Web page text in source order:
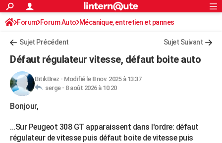
ACTUALITÉS
Politique
Société
Faits Divers
Education
Monde
Villes
+
FINANCE
Retraite
Impôts
Epargne
Immobilier
Risques naturels par ville
Banque
Assurance
Crédit
AUTO
Essais
Réserver un essai
Citadines
Berlines
SUV
Forum auto
+HIGH-TECH
Mobiles
Meilleur smartphone
Internet
Ordinateurs
Jeux vidéo
Guide high-tech
+BRICOLAGE
Rechercher
S'inscrire
Connexion
Forum Forum Auto Mécanique, entretien et pannes
Sujet Précédent Sujet Suivant
Défaut régulateur vitesse, défaut boite auto
BitikBrez - Modifié le 8 nov. 2025 à 13:37
serge - 8 août 2026 à 10:20
Bonjour,
...Sur Peugeot 308 GT apparaissent dans l'ordre: défaut
régulateur de vitesse puis défaut boite de vitesse puis